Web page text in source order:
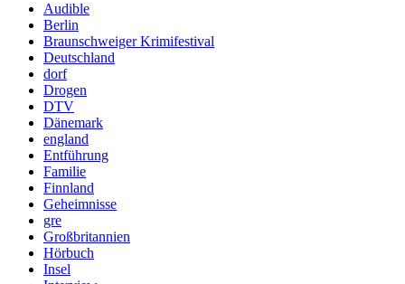
Audible
Berlin
Braunschweiger Krimifestival
Deutschland
dorf
Drogen
DTV
Dänemark
england
Entführung
Familie
Finnland
Geheimnisse
gre
Großbritannien
Hörbuch
Insel